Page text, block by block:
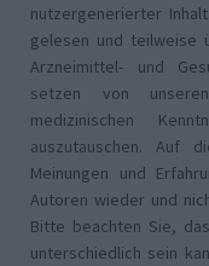
nutzergenerierter
gelesen und teilweise
Arzneimittel- und
setzen von
medizinischen
auszutauschen. Auf
Meinungen und
Autoren wieder und
Bitte beachten Sie,
unterschiedlich sein